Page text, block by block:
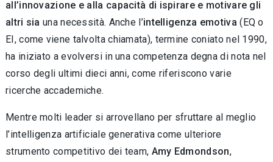
all’innovazione e alla capacità di ispirare e motivare gli
altri sia una necessità. Anche l’intelligenza emotiva(EQ o
EI, come vie­ne talvolta chiamata), termine coniato nel 1990,
ha iniziato a evolversi in una competenza degna di nota nel
corso degli ultimi dieci anni, come riferiscono varie
ricerche accademiche.
Mentre molti leader si arrovellano per sfrut­tare al meglio
l’intelligenza artificiale generati­va come ulteriore
strumento competitivo dei team, Amy Edmondson,